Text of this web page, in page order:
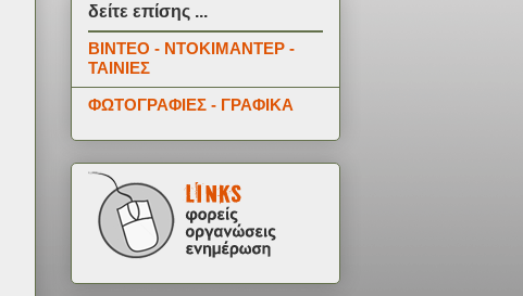
δείτε επίσης ...
ΒΙΝΤΕΟ - ΝΤΟΚΙΜΑΝΤΕΡ -
ΤΑΙΝΙΕΣ
ΦΩΤΟΓΡΑΦΙΕΣ - ΓΡΑΦΙΚΑ